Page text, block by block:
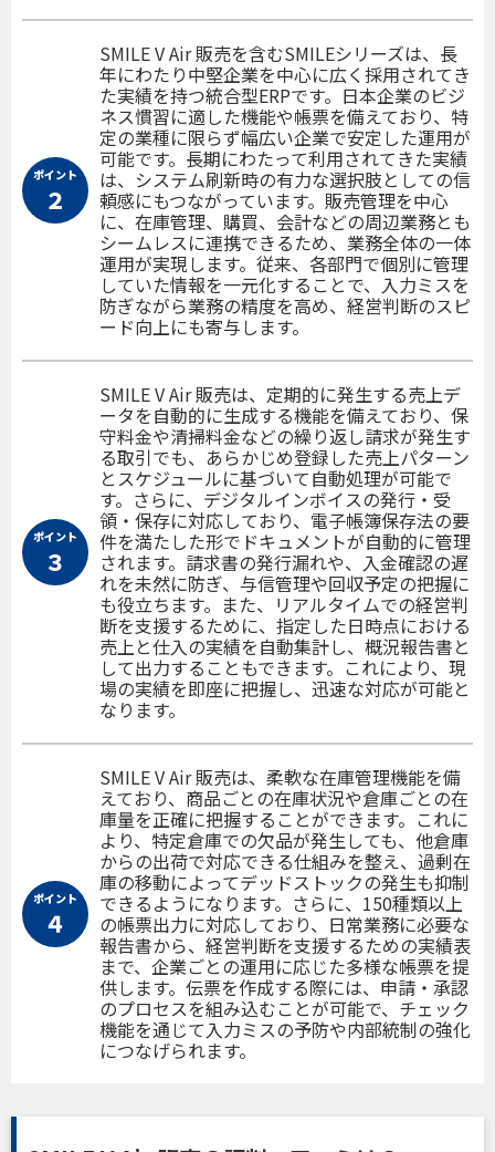
ポイント
２
SMILE V Air 販売を含むSMILEシリーズは、長
年にわたり中堅企業を中心に広く採用されてき
た実績を持つ統合型ERPです。日本企業のビジ
ネス慣習に適した機能や帳票を備えており、特
定の業種に限らず幅広い企業で安定した運用が
可能です。長期にわたって利用されてきた実績
は、システム刷新時の有力な選択肢としての信
頼感にもつながっています。販売管理を中心
に、在庫管理、購買、会計などの周辺業務とも
シームレスに連携できるため、業務全体の一体
運用が実現します。従来、各部門で個別に管理
していた情報を一元化することで、入力ミスを
防ぎながら業務の精度を高め、経営判断のスピ
ード向上にも寄与します。
ポイント
３
SMILE V Air 販売は、定期的に発生する売上デ
ータを自動的に生成する機能を備えており、保
守料金や清掃料金などの繰り返し請求が発生す
る取引でも、あらかじめ登録した売上パターン
とスケジュールに基づいて自動処理が可能で
す。さらに、デジタルインボイスの発行・受
領・保存に対応しており、電子帳簿保存法の要
件を満たした形でドキュメントが自動的に管理
されます。請求書の発行漏れや、入金確認の遅
れを未然に防ぎ、与信管理や回収予定の把握に
も役立ちます。また、リアルタイムでの経営判
断を支援するために、指定した日時点における
売上と仕入の実績を自動集計し、概況報告書と
して出力することもできます。これにより、現
場の実績を即座に把握し、迅速な対応が可能と
なります。
ポイント
４
SMILE V Air 販売は、柔軟な在庫管理機能を備
えており、商品ごとの在庫状況や倉庫ごとの在
庫量を正確に把握することができます。これに
より、特定倉庫での欠品が発生しても、他倉庫
からの出荷で対応できる仕組みを整え、過剰在
庫の移動によってデッドストックの発生も抑制
できるようになります。さらに、150種類以上
の帳票出力に対応しており、日常業務に必要な
報告書から、経営判断を支援するための実績表
まで、企業ごとの運用に応じた多様な帳票を提
供します。伝票を作成する際には、申請・承認
のプロセスを組み込むことが可能で、チェック
機能を通じて入力ミスの予防や内部統制の強化
につなげられます。